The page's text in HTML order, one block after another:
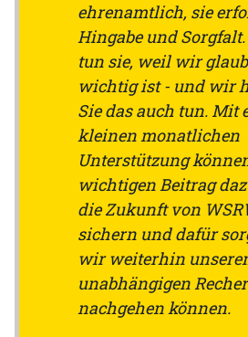
ehrenamtlich, sie
Hingabe und
tun sie, weil wir
wichtig ist - und wir
Sie das auch tun. Mit
kleinen monatlichen
Unterstützung
wichtigen Beitrag
die Zukunft von
sichern und dafür
wir weiterhin
unabhängigen
nachgehen können.